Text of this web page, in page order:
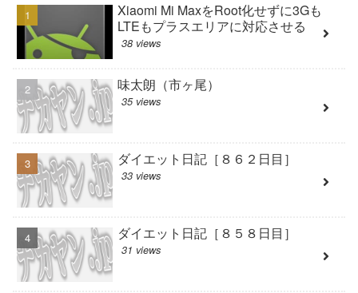
Xiaomi Mi MaxをRoot化せずに3Gも
LTEもプラスエリアに対応させる
38 views
味太朗（市ヶ尾）
35 views
ダイエット日記［８６２日目］
33 views
ダイエット日記［８５８日目］
31 views